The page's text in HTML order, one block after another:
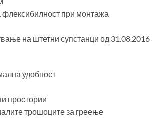
флексибилност при монтажа
на штетни супстанци од 31.08.2016
удобност
простории
трошоците за греење